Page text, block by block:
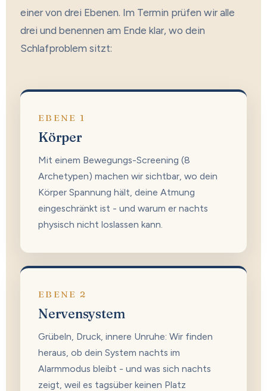
einer von drei Ebenen. Im Termin prüfen wir alle
drei und benennen am Ende klar, wo dein
Schlafproblem sitzt:
EBENE 1
Körper
Mit einem Bewegungs-Screening (8
Archetypen) machen wir sichtbar, wo dein
Körper Spannung hält, deine Atmung
eingeschränkt ist - und warum er nachts
physisch nicht loslassen kann.
EBENE 2
Nervensystem
Grübeln, Druck, innere Unruhe: Wir finden
heraus, ob dein System nachts im
Alarmmodus bleibt - und was sich nachts
zeigt, weil es tagsüber keinen Platz